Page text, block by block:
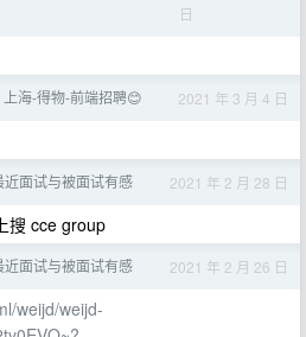
日
上海-得物-前端招聘😊 2021 年 3 月 4 日
近面试与被面试有感 2021 年 2 月 28 日
搜 cce group
近面试与被面试有感 2021 年 2 月 26 日
weijd/weijd-